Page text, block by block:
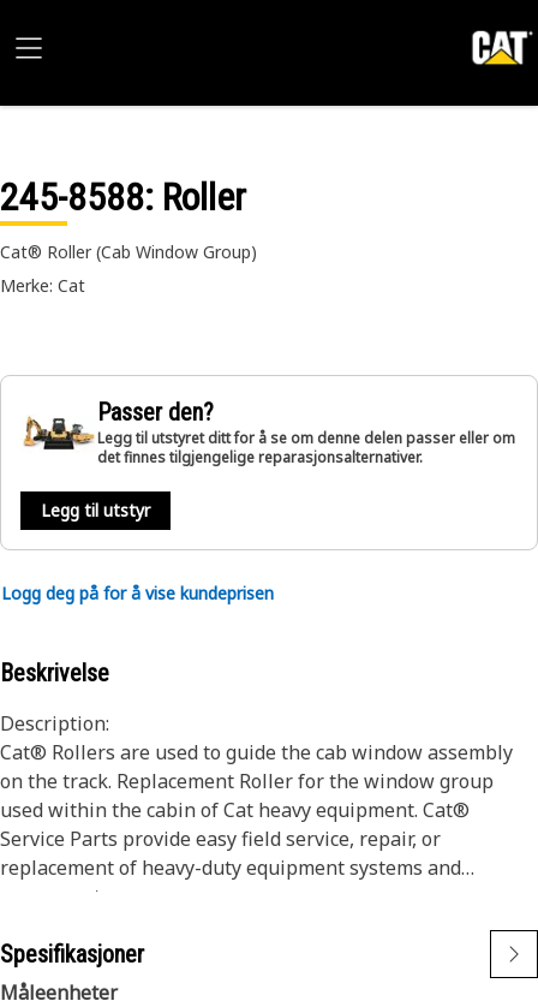
245-8588: Roller
Cat® Roller (Cab Window Group)
Merke: Cat
Passer den?
Legg til utstyret ditt for å se om denne delen passer eller om
det finnes tilgjengelige reparasjonsalternativer.
Legg til utstyr
Logg deg på for å vise kundeprisen
Beskrivelse
Description:
Cat® Rollers are used to guide the cab window assembly
on the track. Replacement Roller for the window group
used within the cabin of Cat heavy equipment. Cat®
Service Parts provide easy field service, repair, or
replacement of heavy-duty equipment systems and
components.
Application:
Spesifikasjoner
Måleenheter